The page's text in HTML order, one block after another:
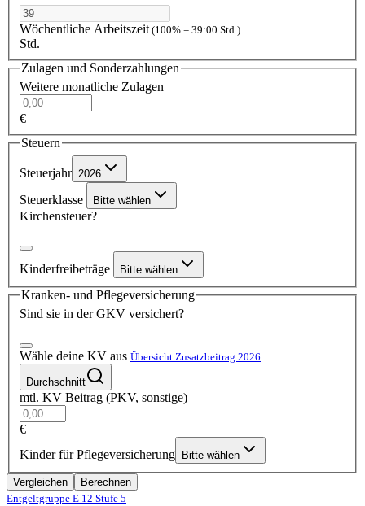
Wöchentliche Arbeitszeit (100% = 39:00 Std.)
Std.
Zulagen und Sonderzahlungen
Weitere monatliche Zulagen
€
Steuern
Steuerjahr 2026
Steuerklasse Bitte wählen
Kirchensteuer?
Kinderfreibeträge Bitte wählen
Kranken- und Pflegeversicherung
Sind sie in der GKV versichert?
Wähle deine KV aus Übersicht Zusatzbeitrag 2026
Durchschnitt
mtl. KV Beitrag (PKV, sonstige)
€
Kinder für Pflegeversicherung
Bitte wählen
Vergleichen
Berechnen
Entgeltgruppe E 12 Stufe 5